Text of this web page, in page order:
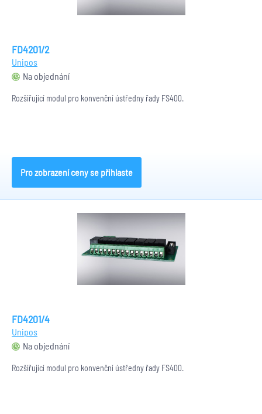
FD4201/2
Unipos
Na objednání
Rozšiřující modul pro konvenční ústředny řady FS400.
Pro zobrazení ceny se přihlaste
FD4201/4
Unipos
Na objednání
Rozšiřující modul pro konvenční ústředny řady FS400.